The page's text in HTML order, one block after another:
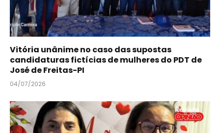
Vitória unânime no caso das supostas
candidaturas fictícias de mulheres do PDT de
José de Freitas-PI
04/07/2026